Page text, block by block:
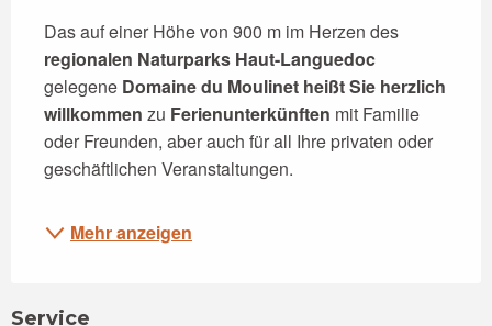
regionalen Naturparks Haut-Languedoc
gelegene Domaine du Moulinet heißt Sie herzlich
willkommen zu Ferienunterkünften mit Familie
oder Freunden, aber auch für all Ihre privaten oder
geschäftlichen Veranstaltungen.
Mehr anzeigen
Service